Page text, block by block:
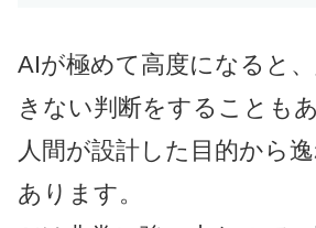
AIが極めて高度になると
きない判断をすることも
人間が設計した目的から
あります。